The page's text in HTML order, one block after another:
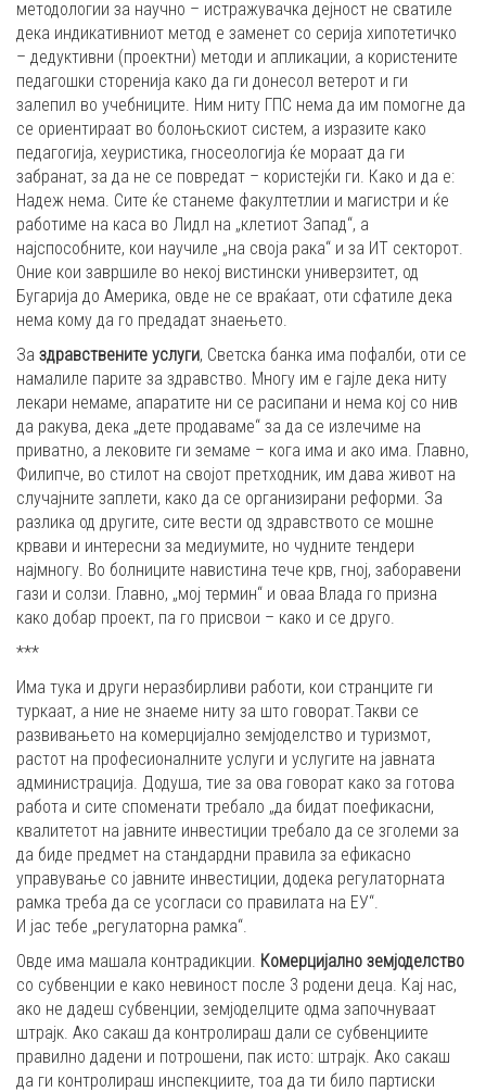
методологии за научно – истражувачка дејност не сватиле
дека индикативниот метод е заменет со серија хипотетичко
– дедуктивни (проектни) методи и апликации, а користените
педагошки сторенија како да ги донесол ветерот и ги
залепил во учебниците. Ним ниту ГПС нема да им помогне да
се ориентираат во болоњскиот систем, а изразите како
педагогија, хеуристика, гносеологија ќе мораат да ги
забранат, за да не се повредат – користејќи ги. Како и да е:
Надеж нема. Сите ќе станеме факултетлии и магистри и ќе
работиме на каса во Лидл на „клетиот Запад“, а
најспособните, кои научиле „на своја рака“ и за ИТ секторот.
Оние кои завршиле во некој вистински универзитет, од
Бугарија до Америка, овде не се враќаат, оти сфатиле дека
нема кому да го предадат знаењето.
За здравствените услуги, Светска банка има пофалби, оти се
намалиле парите за здравство. Многу им е гајле дека ниту
лекари немаме, апаратите ни се расипани и нема кој со нив
да ракува, дека „дете продаваме“ за да се излечиме на
приватно, а лековите ги земаме – кога има и ако има. Главно,
Филипче, во стилот на својот претходник, им дава живот на
случајните заплети, како да се организирани реформи. За
разлика од другите, сите вести од здравството се мошне
крвави и интересни за медиумите, но чудните тендери
најмногу. Во болниците навистина тече крв, гној, заборавени
гази и солзи. Главно, „мој термин“ и оваа Влада го призна
како добар проект, па го присвои – како и се друго.
***
Има тука и други неразбирливи работи, кои странците ги
туркаат, а ние не знаеме ниту за што говорат.Такви се
развивањето на комерцијално земјоделство и туризмот,
растот на професионалните услуги и услугите на јавната
администрација. Додуша, тие за ова говорат како за готова
работа и сите споменати требало „да бидат поефикасни,
квалитетот на јавните инвестиции требало да се зголеми за
да биде предмет на стандардни правила за ефикасно
управување со јавните инвестиции, додека регулаторната
рамка треба да се усогласи со правилата на ЕУ“.
И јас тебе „регулаторна рамка“.
Овде има машала контрадикции. Комерцијално земјоделство
со субвенции е како невиност после 3 родени деца. Кај нас,
ако не дадеш субвенции, земјоделците одма започнуваат
штрајк. Ако сакаш да контролираш дали се субвенциите
правилно дадени и потрошени, пак исто: штрајк. Ако сакаш
да ги контролираш инспекциите, тоа да ти било партиски